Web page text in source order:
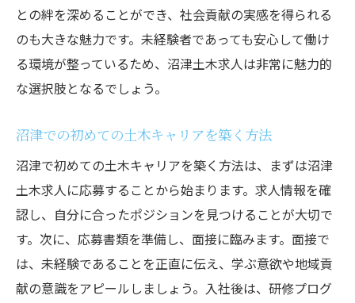
安心の研修制度沼津土木求人でのスキルアップ
方法
充実した研修制度とその内容
未経験者がスキルアップするための研修プ
沼津土木求人の研修制度がもたらす安心感
研修を通じて得られるスキルと知識
スキルアップをサポートする研修内容
研修を受けることで得られる成長の実感
地域社会に貢献する沼津土木求人でのやりがい
地域社会に貢献するというやりがい
との絆を深めることができ、社会貢献の実感を得られる
のも大きな魅力です。未経験者であっても安心して働け
る環境が整っているため、沼津土木求人は非常に魅力的
な選択肢となるでしょう。
沼津での初めての土木キャリアを築く方法
沼津で初めての土木キャリアを築く方法は、まずは沼津
土木求人に応募することから始まります。求人情報を確
認し、自分に合ったポジションを見つけることが大切で
す。次に、応募書類を準備し、面接に臨みます。面接で
は、未経験であることを正直に伝え、学ぶ意欲や地域貢
献の意識をアピールしましょう。入社後は、研修プログ